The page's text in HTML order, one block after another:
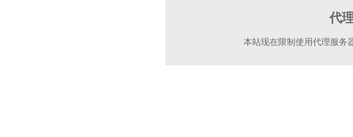
代
本站现在限制使用代理服务